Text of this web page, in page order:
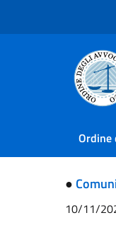
Ordine
●
10/11/